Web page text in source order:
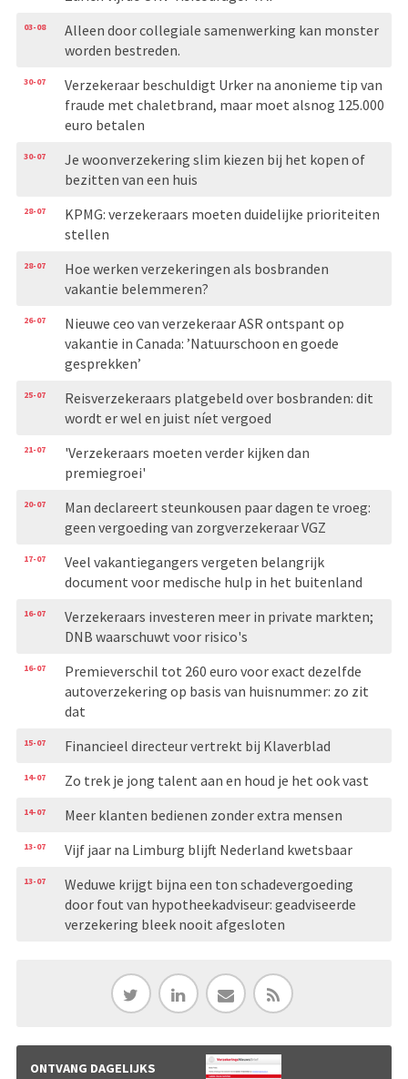
03-08
Alleen door collegiale samenwerking kan monster
worden bestreden.
30-07
Verzekeraar beschuldigt Urker na anonieme tip van
fraude met chaletbrand, maar moet alsnog 125.000
euro betalen
30-07
Je woonverzekering slim kiezen bij het kopen of
bezitten van een huis
28-07
KPMG: verzekeraars moeten duidelijke prioriteiten
stellen
28-07
Hoe werken verzekeringen als bosbranden
vakantie belemmeren?
26-07
Nieuwe ceo van verzekeraar ASR ontspant op
vakantie in Canada: ’Natuurschoon en goede
gesprekken’
25-07
Reisverzekeraars platgebeld over bosbranden: dit
wordt er wel en juist níet vergoed
21-07
'Verzekeraars moeten verder kijken dan
premiegroei'
20-07
Man declareert steunkousen paar dagen te vroeg:
geen vergoeding van zorgverzekeraar VGZ
17-07
Veel vakantiegangers vergeten belangrijk
document voor medische hulp in het buitenland
16-07
Verzekeraars investeren meer in private markten;
DNB waarschuwt voor risico's
16-07
Premieverschil tot 260 euro voor exact dezelfde
autoverzekering op basis van huisnummer: zo zit
dat
15-07 Financieel directeur vertrekt bij Klaverblad
14-07 Zo trek je jong talent aan en houd je het ook vast
14-07 Meer klanten bedienen zonder extra mensen
13-07 Vijf jaar na Limburg blijft Nederland kwetsbaar
13-07
Weduwe krijgt bijna een ton schadevergoeding
door fout van hypotheekadviseur: geadviseerde
verzekering bleek nooit afgesloten
ONTVANG DAGELIJKS